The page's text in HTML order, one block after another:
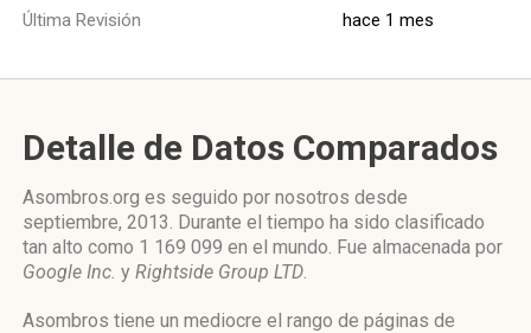
Última Revisión hace 1 mes
Detalle de Datos Comparados
Asombros.org es seguido por nosotros desde
septiembre, 2013. Durante el tiempo ha sido clasificado
tan alto como 1 169 099 en el mundo. Fue almacenada por
Google Inc. y Rightside Group LTD.
Asombros tiene un mediocre el rango de páginas de